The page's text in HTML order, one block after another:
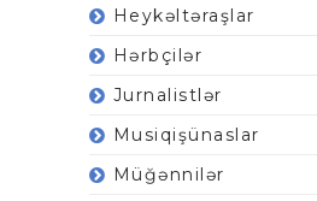
Heykəltəraşlar
Hərbçilər
Jurnalistlər
Musiqişünaslar
Müğənnilər